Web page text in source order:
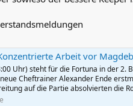
Arbeit vor
Uhr) steht für die Fortuna in der 2.
Cheftrainer Alexander Ende
auf die Partie absolvierten die